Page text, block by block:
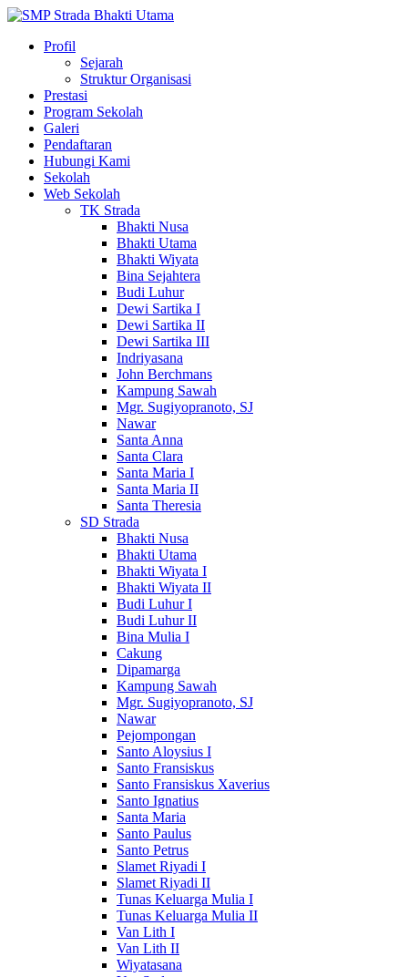
Profil
Sejarah
Struktur Organisasi
Prestasi
Program Sekolah
Galeri
Pendaftaran
Hubungi Kami
Sekolah
Web Sekolah
TK Strada
Bhakti Nusa
Bhakti Utama
Bhakti Wiyata
Bina Sejahtera
Budi Luhur
Dewi Sartika I
Dewi Sartika II
Dewi Sartika III
Indriyasana
John Berchmans
Kampung Sawah
Mgr. Sugiyopranoto, SJ
Nawar
Santa Anna
Santa Clara
Santa Maria I
Santa Maria II
Santa Theresia
SD Strada
Bhakti Nusa
Bhakti Utama
Bhakti Wiyata I
Bhakti Wiyata II
Budi Luhur I
Budi Luhur II
Bina Mulia I
Cakung
Dipamarga
Kampung Sawah
Mgr. Sugiyopranoto, SJ
Nawar
Pejompongan
Santo Aloysius I
Santo Fransiskus
Santo Fransiskus Xaverius
Santo Ignatius
Santa Maria
Santo Paulus
Santo Petrus
Slamet Riyadi I
Slamet Riyadi II
Tunas Keluarga Mulia I
Tunas Keluarga Mulia II
Van Lith I
Van Lith II
Wiyatasana